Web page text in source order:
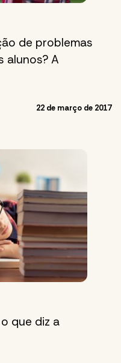
de problemas
alunos? A
22 de março de 2017
que diz a